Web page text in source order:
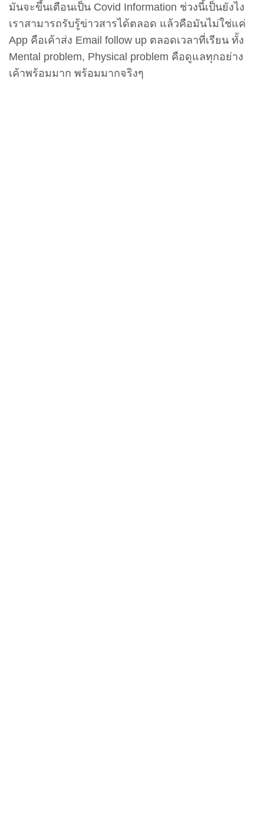
มันจะขึ้นเตือนเป็น Covid Information ช่วงนี้เป็นยังไง
เราสามารถรับรู้ข่าวสารได้ตลอด แล้วคือมันไม่ใช่แค่
App คือเค้าส่ง Email follow up ตลอดเวลาที่เรียน ทั้ง
Mental problem, Physical problem คือดูแลทุกอย่าง
เค้าพร้อมมาก พร้อมมากจริงๆ